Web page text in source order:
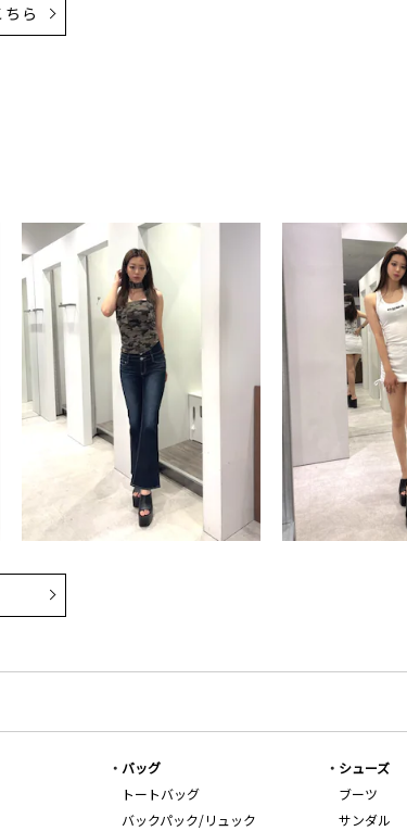
ら
バッグ
トートバッグ
バックパック/リュック
シューズ
ブーツ
サンダル